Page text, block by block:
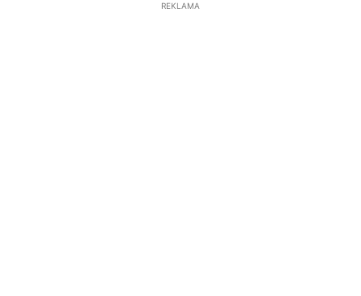
REKLAMA